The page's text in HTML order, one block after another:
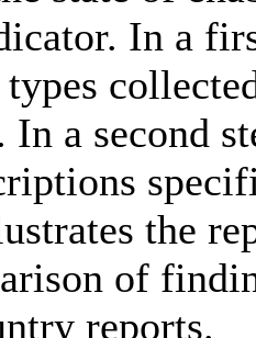
In a
In a second
the
of
reports.